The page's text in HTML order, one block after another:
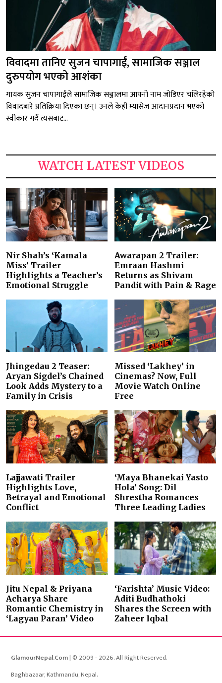
विवादमा तानिए सुजन चापागाईं, सामाजिक सञ्जाल
दुरुपयोग भएको आशंका
गायक सुजन चापागाईंले सामाजिक सञ्जालमा आफ्नो नाम जोडिएर चलिरहेको
विवादबारे प्रतिक्रिया दिएका छन्। उनले केही म्यासेज आदानप्रदान भएको
स्वीकार गर्दै त्यसबाट...
WATCH LATEST VIDEOS
Nir Shah’s ‘Kamala
Miss’ Trailer
Highlights a Teacher’s
Emotional Struggle
Awarapan 2 Trailer:
Emraan Hashmi
Returns as Shivam
Pandit with Pain & Rage
Jhingedau 2 Teaser:
Aryan Sigdel’s Chained
Look Adds Mystery to a
Family in Crisis
Missed ‘Lakhey’ in
Cinemas? Now, Full
Movie Watch Online
Free
Lajjawati Trailer
Highlights Love,
Betrayal and Emotional
Conflict
‘Maya Bhanekai Yasto
Hola’ Song: Dil
Shrestha Romances
Three Leading Ladies
Jitu Nepal & Priyana
Acharya Share
Romantic Chemistry in
‘Lagyau Paran’ Video
‘Farishta’ Music Video:
Aditi Budhathoki
Shares the Screen with
Zaheer Iqbal
GlamourNepal.Com| © 2009 - 2026. All Right Reserved.
Baghbazaar, Kathmandu, Nepal.